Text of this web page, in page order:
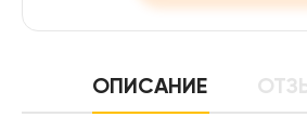
ОПИСАНИЕ